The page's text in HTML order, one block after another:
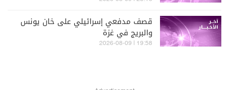
قصف مدفعي إسرائيلي على خان يونس
والبريج في غزة
19:58 | 2026-08-09